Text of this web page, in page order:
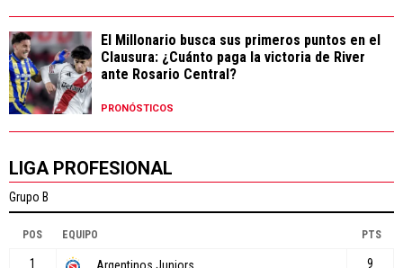
El Millonario busca sus primeros puntos en el
Clausura: ¿Cuánto paga la victoria de River
ante Rosario Central?
PRONÓSTICOS
LIGA PROFESIONAL